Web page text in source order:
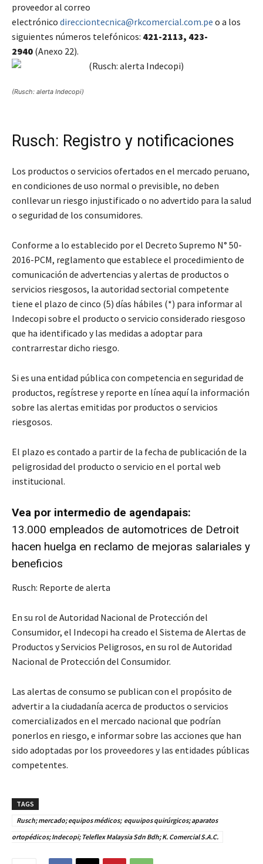
proveedor al correo
electrónico direcciontecnica@rkcomercial.com.pe o a los
siguientes números telefónicos: 421-2113, 423-
2940 (Anexo 22).
(Rusch: alerta Indecopi)
Rusch: Registro y notificaciones
Los productos o servicios ofertados en el mercado peruano,
en condiciones de uso normal o previsible, no deben
conllevar un riesgo injustificado o no advertido para la salud
o seguridad de los consumidores.
Conforme a lo establecido por el Decreto Supremo N° 50-
2016-PCM, reglamento que establece el procedimiento de
comunicación de advertencias y alertas de productos o
servicios riesgosos, la autoridad sectorial competente
tiene el plazo de cinco (5) días hábiles (*) para informar al
Indecopi sobre el producto o servicio considerado riesgoso
que ha identificado y las medidas a adoptar para
contrarrestar dicho riesgo.
Si es una entidad pública con competencia en seguridad de
productos, regístrese y reporte en línea aquí la información
sobre las alertas emitidas por productos o servicios
riesgosos.
El plazo es contado a partir de la fecha de publicación de la
peligrosidad del producto o servicio en el portal web
institucional.
Vea por intermedio de agendapais:
13.000 empleados de automotrices de Detroit
hacen huelga en reclamo de mejoras salariales y
beneficios
Rusch: Reporte de alerta
En su rol de Autoridad Nacional de Protección del
Consumidor, el Indecopi ha creado el Sistema de Alertas de
Productos y Servicios Peligrosos, en su rol de Autoridad
Nacional de Protección del Consumidor.
Las alertas de consumo se publican con el propósito de
advertir a la ciudadanía acerca de productos o servicios
comercializados en el mercado nacional que podrían
ponerlos en riesgo, e informar sobre las acciones que han
sido adoptadas por los proveedores y las entidades públicas
competentes.
TAGS
Rusch; mercado; equipos médicos; equuipos quirúrgicos; aparatos
ortopédicos; Indecopi; Teleflex Malaysia Sdn Bdh; K. Comercial S.A.C.